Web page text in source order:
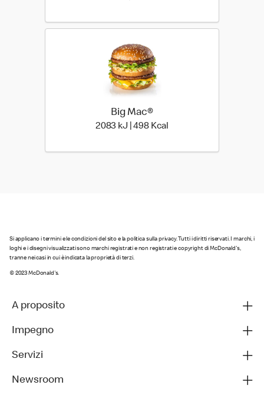
Big Mac®
2083 kJ | 498 Kcal
Si applicano i termini e le condizioni del sito e la politica sulla privacy. Tutti i diritti riservati. I marchi, i
loghi e i disegni visualizzati sono marchi registrati e non registrati e copyright di McDonald's,
tranne nei casi in cui è indicata la proprietà di terzi.
© 2023 McDonald's.
A proposito
Impegno
Servizi
Newsroom